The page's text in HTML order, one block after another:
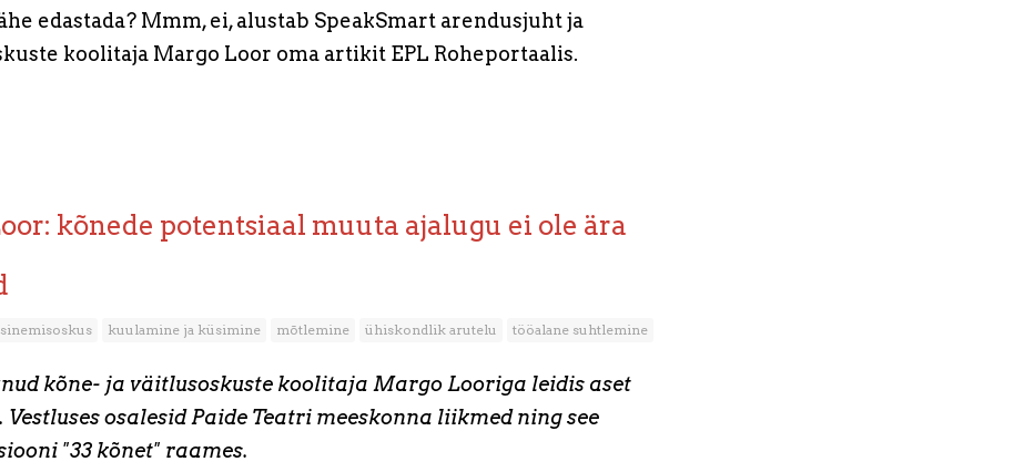
edastada? Mmm, ei, alustab SpeakSmart arendusjuht ja
koolitaja Margo Loor oma artikit EPL Roheportaalis.
kõnede potentsiaal muuta ajalugu ei ole ära
kuulamine ja küsimine mõtlemine ühiskondlik arutelu tööalane suhtlemine
kõne- ja väitlusoskuste koolitaja Margo Looriga leidis aset
Vestluses osalesid Paide Teatri meeskonna liikmed ning see
"33 kõnet" raames.